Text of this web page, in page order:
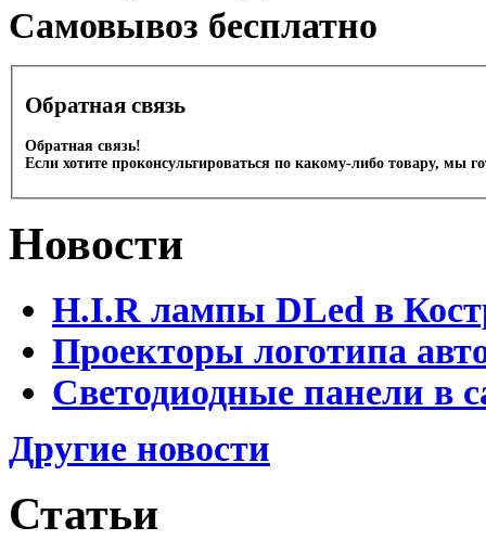
Cамовывоз бесплатно
Обратная связь
Обратная связь!
Если хотите проконсультироваться по какому-либо товару, мы
Новости
H.I.R лампы DLed в
Проекторы логотипа
Светодиодные панели в
Другие новости
Статьи